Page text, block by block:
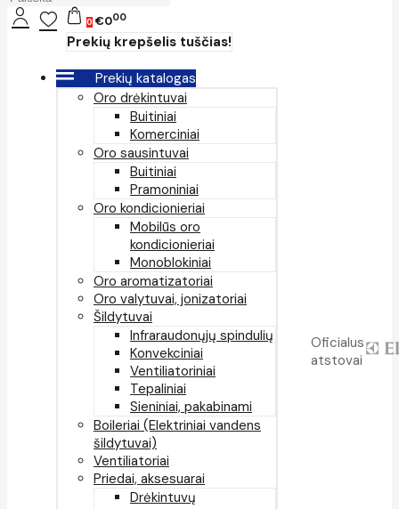
0 €000
Prekių krepšelis tuščias!
Prekių katalogas
Oro drėkintuvai
Buitiniai
Komerciniai
Oro sausintuvai
Buitiniai
Pramoniniai
Oro kondicionieriai
Mobilūs oro
kondicionieriai
Monoblokiniai
Oro aromatizatoriai
Oro valytuvai, jonizatoriai
Šildytuvai
Infraraudonųjų spindulių
Konvekciniai
Ventiliatoriniai
Tepaliniai
Sieniniai, pakabinami
Boileriai (Elektriniai vandens
šildytuvai)
Ventiliatoriai
Priedai, aksesuarai
Drėkintuvų
Oficialus
atstovai